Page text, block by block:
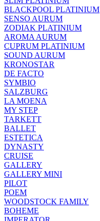
BLACKPOOL PLATINIUM
SENSO AURUM
ZODIAK PLATINIUM
AROMA AURUM
CUPRUM PLATINIUM
SOUND AURUM
KRONOSTAR
DE FACTO
SYMBIO
SALZBURG
LA MOENA
MY STEP
TARKETT
BALLET
ESTETICA
DYNASTY
CRUISE
GALLERY
GALLERY MINI
PILOT
POEM
WOODSTOCK FAMILY
BOHEME